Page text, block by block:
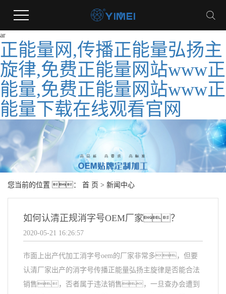
ar
正能量网,传播正能量弘扬主
旋律,免费正能量网站www正
能量,免费正能量网站www正
能量下载在线观看官网
您当前的位置 ： 首 页 > 新闻中心
如何认清正规消字号OEM厂家？
2020-05-21 16:26:57
市面上出产代加工消字号oem的厂家非常多，但要
认清厂家出产的消字号传播正能量弘扬主旋律是否能合法
销售，否者属于违法销售，一旦查办会遭到